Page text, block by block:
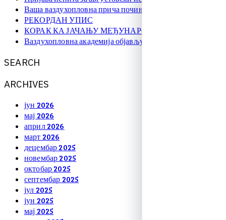
Ваша ваздухопловна прича почиње овде!
РЕКОРДАН УПИС
КОРАК КА ЈАЧАЊУ МЕЂУНАРОДНЕ САРАДЊЕ
Ваздухопловна академија објављује упис на � …
SEARCH
ARCHIVES
јун 2026
мај 2026
април 2026
март 2026
децембар 2025
новембар 2025
октобар 2025
септембар 2025
јул 2025
јун 2025
мај 2025